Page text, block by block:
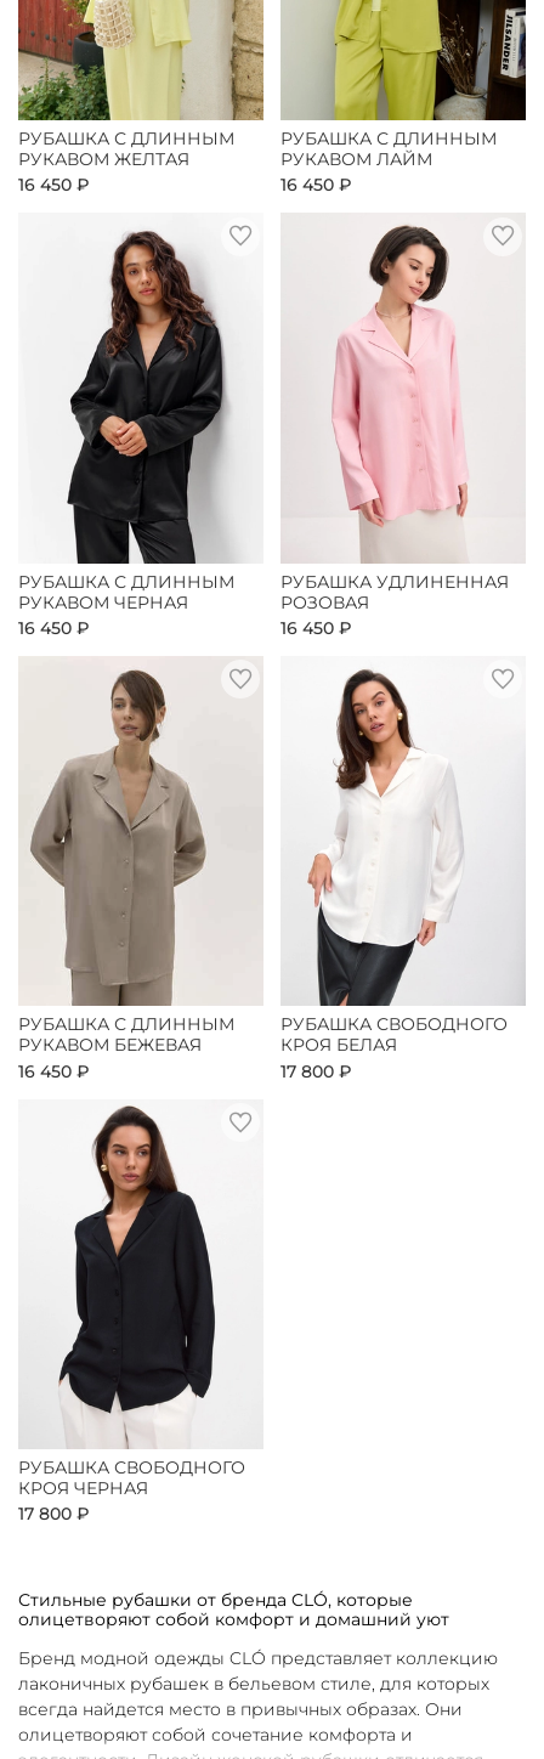
РУБАШКА С ДЛИННЫМ
РУКАВОМ ЖЕЛТАЯ
16 450 ₽
РУБАШКА С ДЛИННЫМ
РУКАВОМ ЛАЙМ
16 450 ₽
РУБАШКА С ДЛИННЫМ
РУКАВОМ ЧЕРНАЯ
16 450 ₽
РУБАШКА УДЛИНЕННАЯ
РОЗОВАЯ
16 450 ₽
РУБАШКА С ДЛИННЫМ
РУКАВОМ БЕЖЕВАЯ
16 450 ₽
РУБАШКА СВОБОДНОГО
КРОЯ БЕЛАЯ
17 800 ₽
РУБАШКА СВОБОДНОГО
КРОЯ ЧЕРНАЯ
17 800 ₽
Стильные рубашки от бренда CLÓ, которые
олицетворяют собой комфорт и домашний уют
Бренд модной одежды CLÓ представляет коллекцию
лаконичных рубашек в бельевом стиле, для которых
всегда найдется место в привычных образах. Они
олицетворяют собой сочетание комфорта и